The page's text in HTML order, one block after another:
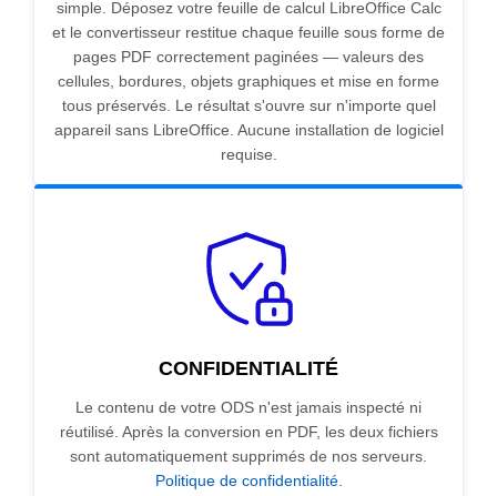
simple. Déposez votre feuille de calcul LibreOffice Calc
et le convertisseur restitue chaque feuille sous forme de
pages PDF correctement paginées — valeurs des
cellules, bordures, objets graphiques et mise en forme
tous préservés. Le résultat s'ouvre sur n'importe quel
appareil sans LibreOffice. Aucune installation de logiciel
requise.
CONFIDENTIALITÉ
Le contenu de votre ODS n'est jamais inspecté ni
réutilisé. Après la conversion en PDF, les deux fichiers
sont automatiquement supprimés de nos serveurs.
Politique de confidentialité.